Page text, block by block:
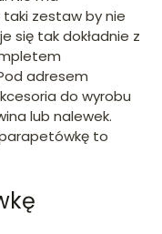
zestaw by nie
się tak dokładnie z
adresem
do wyrobu
lub nalewek.
to